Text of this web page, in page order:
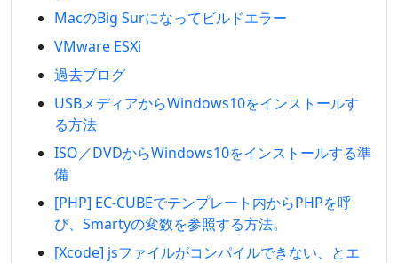
MacのBig Surになってビルドエラー
VMware ESXi
過去ブログ
USBメディアからWindows10をインストールす
る方法
ISO／DVDからWindows10をインストールする準
備
[PHP] EC-CUBEでテンプレート内からPHPを呼
び、Smartyの変数を参照する方法。
[Xcode] jsファイルがコンパイルできない、とエ